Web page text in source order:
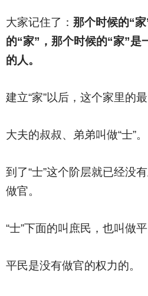
大家记住了： 那个时候的“
的“家”，那个时候的“家”是
的人。
建立“家”以后，这个家里的最
大夫的叔叔、弟弟叫做“士”。
到了“士”这个阶层就已经没
做官。
“士”下面的叫庶民，也叫做平
平民是没有做官的权力的。